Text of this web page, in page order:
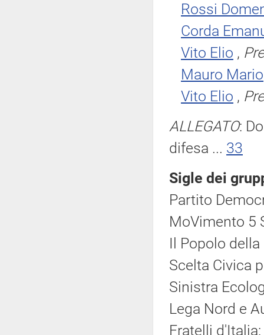
Rossi
Corda
Vito Elio ,
Mauro Mario
Vito Elio ,
ALLEGATO:
difesa ... 33
Sigle dei
Partito
MoVimento 5
Il Popolo
Scelta Civica
Sinistra
Lega Nord e
Fratelli d'Italia: